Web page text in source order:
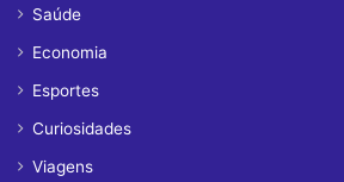
Saúde
Economia
Esportes
Curiosidades
Viagens